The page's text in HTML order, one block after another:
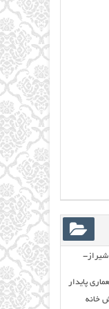
شیراز-
پایدار
خانه